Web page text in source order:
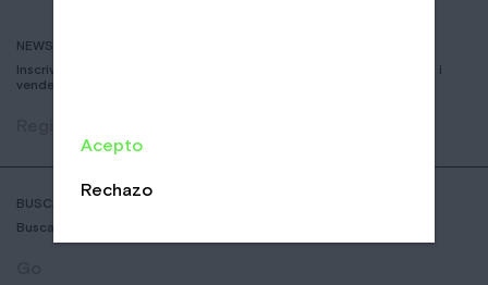
NEWSLETTER
Inscriviu-vos per rebre informació sobre nous cafès, esdeveniments i
vendes
BUSCADOR DE COFFESSHOPS
Busca la botiga nomad mes aprop teu
Acepto
Rechazo